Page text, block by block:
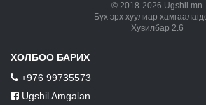
© 2018-2026 Ugshil.mn
Бүх эрх хуулиар
Хувилбар 2.6
ХОЛБОО БАРИХ
+976 99735573
Ugshil Amgalan